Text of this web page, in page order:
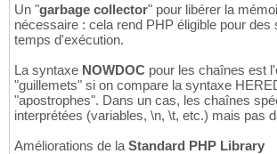
Un "garbage collector" pour libérer la
nécessaire : cela rend PHP éligible pour des
temps d'exécution.
La syntaxe NOWDOC pour les chaînes est
"guillemets" si on compare la syntaxe
"apostrophes". Dans un cas, les chaînes
interprétées (variables, \n, \t, etc.) mais pas
Améliorations de la Standard PHP Library